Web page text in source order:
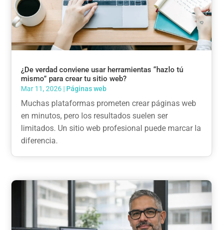
¿De verdad conviene usar herramientas “hazlo tú
mismo” para crear tu sitio web?
Mar 11, 2026 | Páginas web
Muchas plataformas prometen crear páginas web
en minutos, pero los resultados suelen ser
limitados. Un sitio web profesional puede marcar la
diferencia.